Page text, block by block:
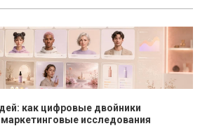
как цифровые двойники
исследования